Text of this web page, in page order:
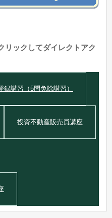
リックしてダイレクトアク
講習（5問免除講習）
投資不動産販売員講座